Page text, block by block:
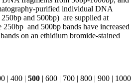
purified individual DNA
and 500bp) are supplied at
and 500bp bands have increased
on an ethidium bromide-stained
| 400 | 500 | 600 | 700 | 800 | 900 | 1000